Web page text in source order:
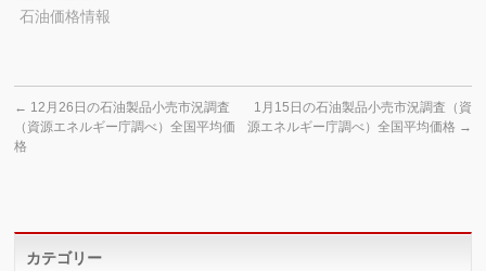
石油価格情報
← 12月26日の石油製品小売市況調査
（資源エネルギー庁調べ）全国平均価
格
1月15日の石油製品小売市況調査（資
源エネルギー庁調べ）全国平均価格 →
カテゴリー